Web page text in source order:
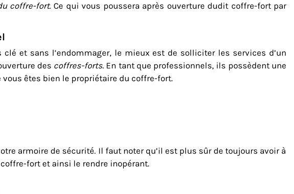
coffre-fort. Ce qui vous poussera après ouverture dudit coffre-fort par
clé et sans l’endommager, le mieux est de solliciter les services d’un
des coffres-forts. En tant que professionnels, ils possèdent une
êtes bien le propriétaire du coffre-fort.
armoire de sécurité. Il faut noter qu’il est plus sûr de toujours avoir à
fort et ainsi le rendre inopérant.